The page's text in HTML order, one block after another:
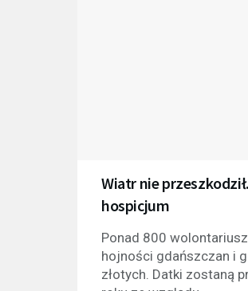
Wiatr nie
hospicjum
Ponad 800
hojności gdańszczan i
złotych. Datki zostaną